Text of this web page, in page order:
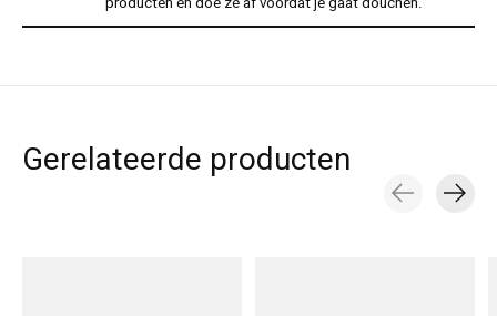
Gerelateerde producten